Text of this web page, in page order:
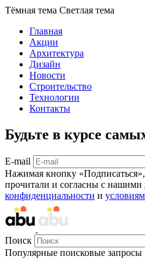
Тёмная тема Светлая тема
Главная
Акции
Архитектура
Дизайн
Новости
Строительство
Технологии
Контакты
Будьте в курсе
E-mail
Нажимая кнопку
прочитали и согласны с нашими
конфиденциальности и
Поиск
Популярные поисковые запросы